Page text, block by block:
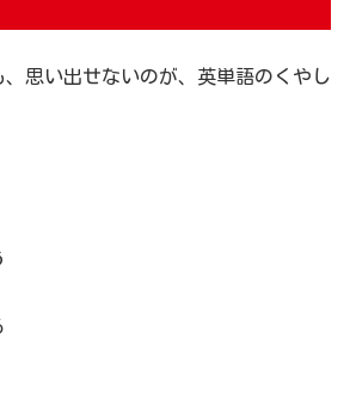
、思い出せないのが、英単語のくやし